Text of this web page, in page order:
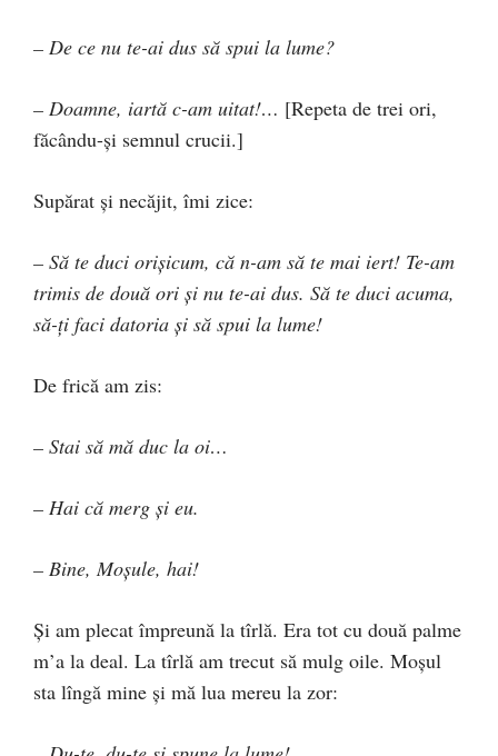
– De ce nu te-ai dus să spui la lume?
– Doamne, iartă c-am uitat!… [Repeta de trei ori,
făcându-şi semnul crucii.]
Supărat şi necăjit, îmi zice:
– Să te duci orişicum, că n-am să te mai iert! Te-am
trimis de două ori şi nu te-ai dus. Să te duci acuma,
să-ţi faci datoria şi să spui la lume!
De frică am zis:
– Stai să mă duc la oi…
– Hai că merg şi eu.
– Bine, Moşule, hai!
Şi am plecat împreună la tîrlă. Era tot cu două palme
m’a la deal. La tîrlă am trecut să mulg oile. Moşul
sta lîngă mine şi mă lua mereu la zor: